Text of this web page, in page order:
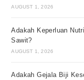
AUGUST 1, 2026
Adakah Keperluan
Sawit?
AUGUST 1, 2026
Adakah Gejala Biji